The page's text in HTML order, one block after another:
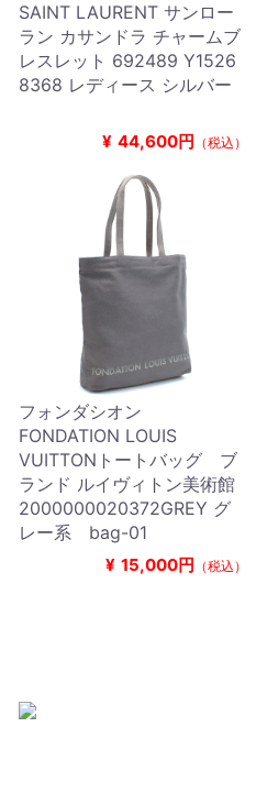
SAINT LAURENT サンロー
ラン カサンドラ チャームブ
レスレット 692489 Y1526
8368 レディース シルバー
¥ 44,600円 （税込）
フォンダシオン
FONDATION LOUIS
VUITTONトートバッグ ブ
ランド ルイヴィトン美術館
2000000020372GREY グ
レー系 bag-01
¥ 15,000円 （税込）